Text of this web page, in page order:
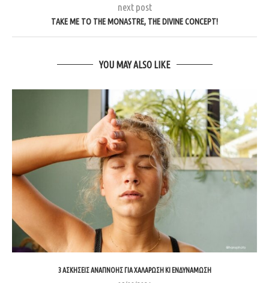
next post
TAKE ME TO THE MONASTRE, THE DIVINE CONCEPT!
YOU MAY ALSO LIKE
3 ΑΣΚΉΣΕΙΣ ΑΝΑΠΝΟΉΣ ΓΙΑ ΧΑΛΆΡΩΣΗ ΚΙ ΕΝΔΥΝΆΜΩΣΗ